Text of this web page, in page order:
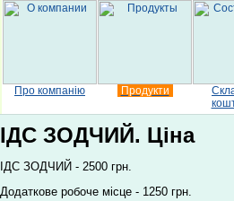
Про компанію Продукти
ІДС ЗОДЧИЙ. Ціна
ІДС ЗОДЧИЙ - 2500 грн.
Додаткове робоче місце - 1250 грн.